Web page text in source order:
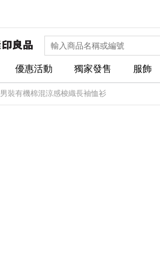
優惠活動 獨家發售 服飾
男裝有機棉混涼感梭織長袖恤衫